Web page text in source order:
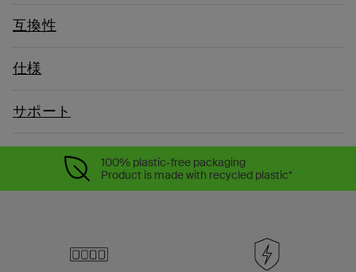
互換性
仕様
サポート
100% plastic-free packaging
Product is made with recycled plastic*